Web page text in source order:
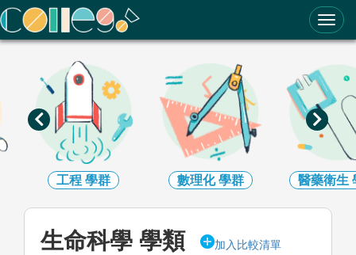
ColleGo! 大學選才與高中育才輔助系統
數理化學群 醫藥衛生學群 生命科學
生命科學 學類 加入比較清單